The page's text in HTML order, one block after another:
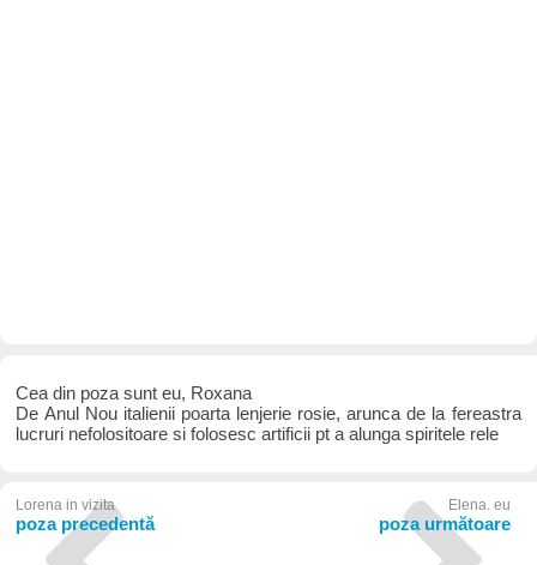
Cea din poza sunt eu, Roxana
De Anul Nou italienii poarta lenjerie rosie, arunca de la fereastra
lucruri nefolositoare si folosesc artificii pt a alunga spiritele rele
Lorena in vizita
poza precedentă
Elena. eu
poza următoare